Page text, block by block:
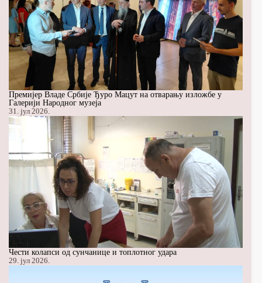
Премијер Владе Србије Ђуро Мацут на отварању изложбе у
Галерији Народног музеја
31. јул 2026.
Чести колапси од сунчанице и топлотног удара
29. јул 2026.